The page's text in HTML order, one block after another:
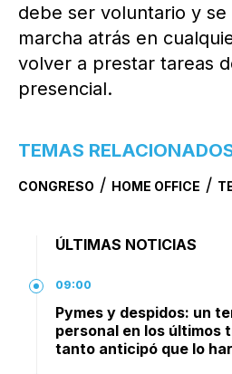
debe ser voluntario y
marcha atrás en
volver a prestar tareas
presencial.
TEMAS
CONGRESO / HOME OFFICE /
ÚLTIMAS NOTICIAS
09:00
Pymes y despidos: un
personal en los últimos
tanto anticipó que lo